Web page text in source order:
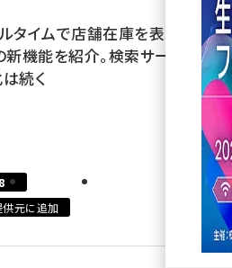
タイムで店舗在庫を表示でき
新機能を紹介。検索サービスと
続く
供元に追加